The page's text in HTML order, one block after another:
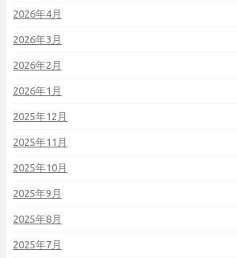
2026年4月
2026年3月
2026年2月
2026年1月
2025年12月
2025年11月
2025年10月
2025年9月
2025年8月
2025年7月